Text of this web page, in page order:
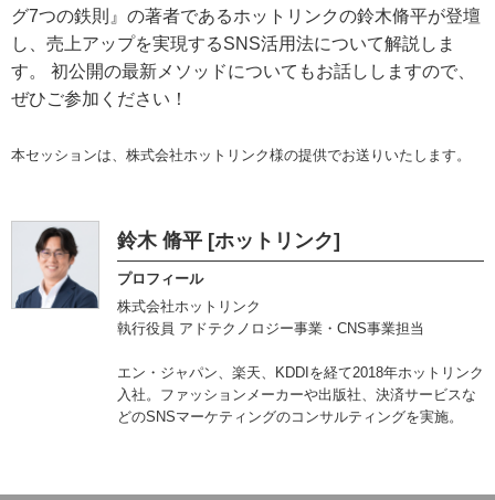
グ7つの鉄則』の著者であるホットリンクの鈴木脩平が登壇
し、売上アップを実現するSNS活用法について解説しま
す。 初公開の最新メソッドについてもお話ししますので、
ぜひご参加ください！
本セッションは、株式会社ホットリンク様の提供でお送りいたします。
鈴木 脩平 [ホットリンク]
プロフィール
株式会社ホットリンク
執行役員 アドテクノロジー事業・CNS事業担当
エン・ジャパン、楽天、KDDIを経て2018年ホットリンク
入社。ファッションメーカーや出版社、決済サービスな
どのSNSマーケティングのコンサルティングを実施。